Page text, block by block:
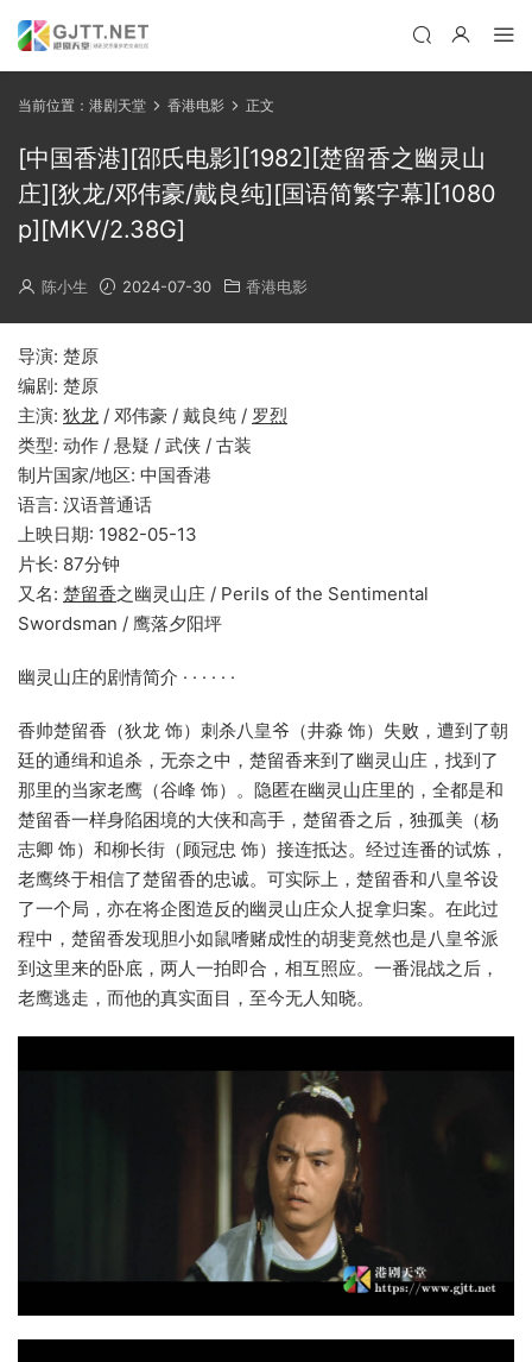
当前位置： 港剧天堂 香港电影 正文
[中国香港][邵氏电影][1982][楚留香之幽灵山
庄][狄龙/邓伟豪/戴良纯][国语简繁字幕][1080
p][MKV/2.38G]
陈小生 2024-07-30 香港电影
导演: 楚原
编剧: 楚原
主演: 狄龙 / 邓伟豪 / 戴良纯 / 罗烈
类型: 动作 / 悬疑 / 武侠 / 古装
制片国家/地区: 中国香港
语言: 汉语普通话
上映日期: 1982-05-13
片长: 87分钟
又名: 楚留香之幽灵山庄 / Perils of the Sentimental
Swordsman / 鹰落夕阳坪
幽灵山庄的剧情简介 · · · · · ·
香帅楚留香（狄龙 饰）刺杀八皇爷（井淼 饰）失败，遭到了朝
廷的通缉和追杀，无奈之中，楚留香来到了幽灵山庄，找到了
那里的当家老鹰（谷峰 饰）。隐匿在幽灵山庄里的，全都是和
楚留香一样身陷困境的大侠和高手，楚留香之后，独孤美（杨
志卿 饰）和柳长街（顾冠忠 饰）接连抵达。经过连番的试炼，
老鹰终于相信了楚留香的忠诚。可实际上，楚留香和八皇爷设
了一个局，亦在将企图造反的幽灵山庄众人捉拿归案。在此过
程中，楚留香发现胆小如鼠嗜赌成性的胡斐竟然也是八皇爷派
到这里来的卧底，两人一拍即合，相互照应。一番混战之后，
老鹰逃走，而他的真实面目，至今无人知晓。